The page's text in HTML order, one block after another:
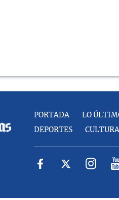
PORTADA LO
DEPORTES CULTURA